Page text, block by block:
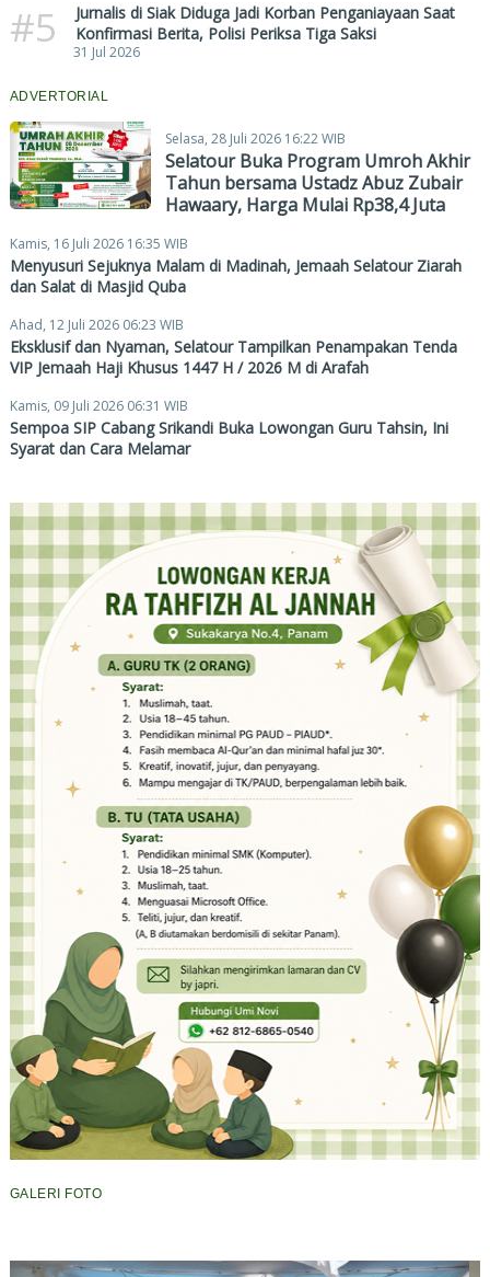
#5
Jurnalis di Siak Diduga Jadi Korban Penganiayaan Saat
Konfirmasi Berita, Polisi Periksa Tiga Saksi
31 Jul 2026
ADVERTORIAL
Selasa, 28 Juli 2026 16:22 WIB
Selatour Buka Program Umroh Akhir
Tahun bersama Ustadz Abuz Zubair
Hawaary, Harga Mulai Rp38,4 Juta
Kamis, 16 Juli 2026 16:35 WIB
Menyusuri Sejuknya Malam di Madinah, Jemaah Selatour Ziarah
dan Salat di Masjid Quba
Ahad, 12 Juli 2026 06:23 WIB
Eksklusif dan Nyaman, Selatour Tampilkan Penampakan Tenda
VIP Jemaah Haji Khusus 1447 H / 2026 M di Arafah
Kamis, 09 Juli 2026 06:31 WIB
Sempoa SIP Cabang Srikandi Buka Lowongan Guru Tahsin, Ini
Syarat dan Cara Melamar
GALERI FOTO